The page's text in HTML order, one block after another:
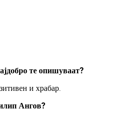
те опишуваат?
и храбар.
Ангов?